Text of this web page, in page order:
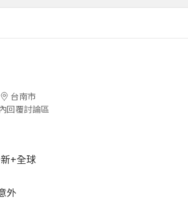
台南市
回覆討論區
+全球
外